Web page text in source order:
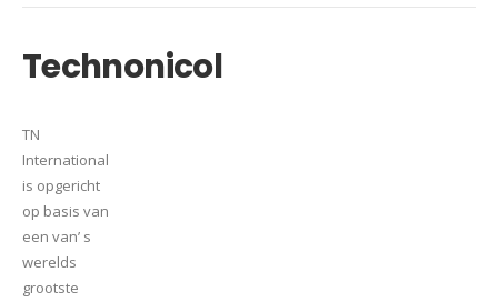
Technonicol
TN
International
is opgericht
op basis van
een van’ s
werelds
grootste